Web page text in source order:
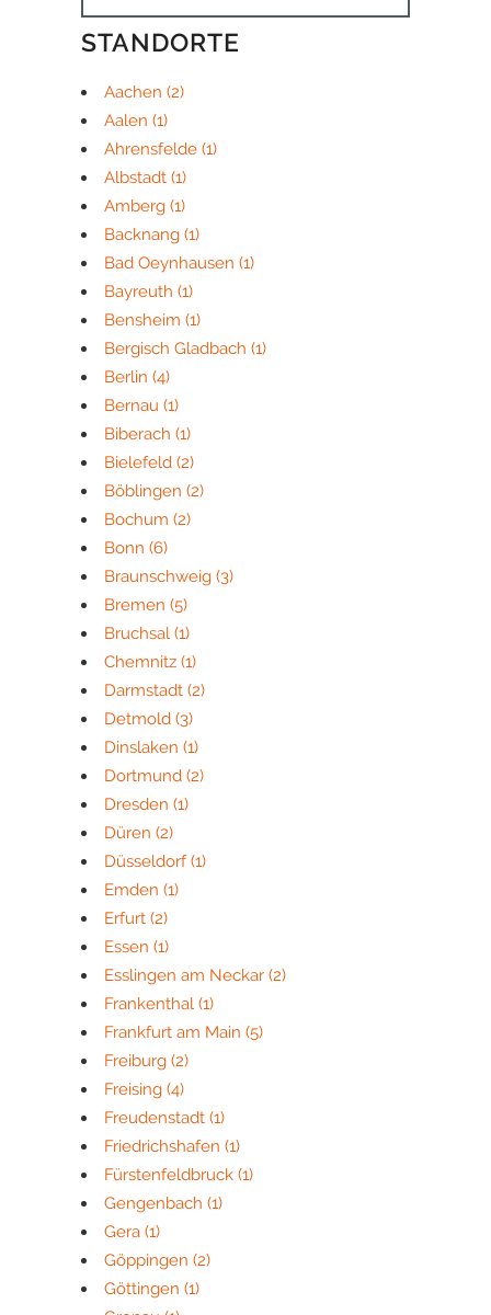
STANDORTE
Aachen (2)
Aalen (1)
Ahrensfelde (1)
Albstadt (1)
Amberg (1)
Backnang (1)
Bad Oeynhausen (1)
Bayreuth (1)
Bensheim (1)
Bergisch Gladbach (1)
Berlin (4)
Bernau (1)
Biberach (1)
Bielefeld (2)
Böblingen (2)
Bochum (2)
Bonn (6)
Braunschweig (3)
Bremen (5)
Bruchsal (1)
Chemnitz (1)
Darmstadt (2)
Detmold (3)
Dinslaken (1)
Dortmund (2)
Dresden (1)
Düren (2)
Düsseldorf(1)
Emden (1)
Erfurt (2)
Essen (1)
Esslingen am Neckar (2)
Frankenthal (1)
Frankfurt am Main (5)
Freiburg (2)
Freising (4)
Freudenstadt (1)
Friedrichshafen (1)
Fürstenfeldbruck (1)
Gengenbach (1)
Gera (1)
Göppingen (2)
Göttingen (1)